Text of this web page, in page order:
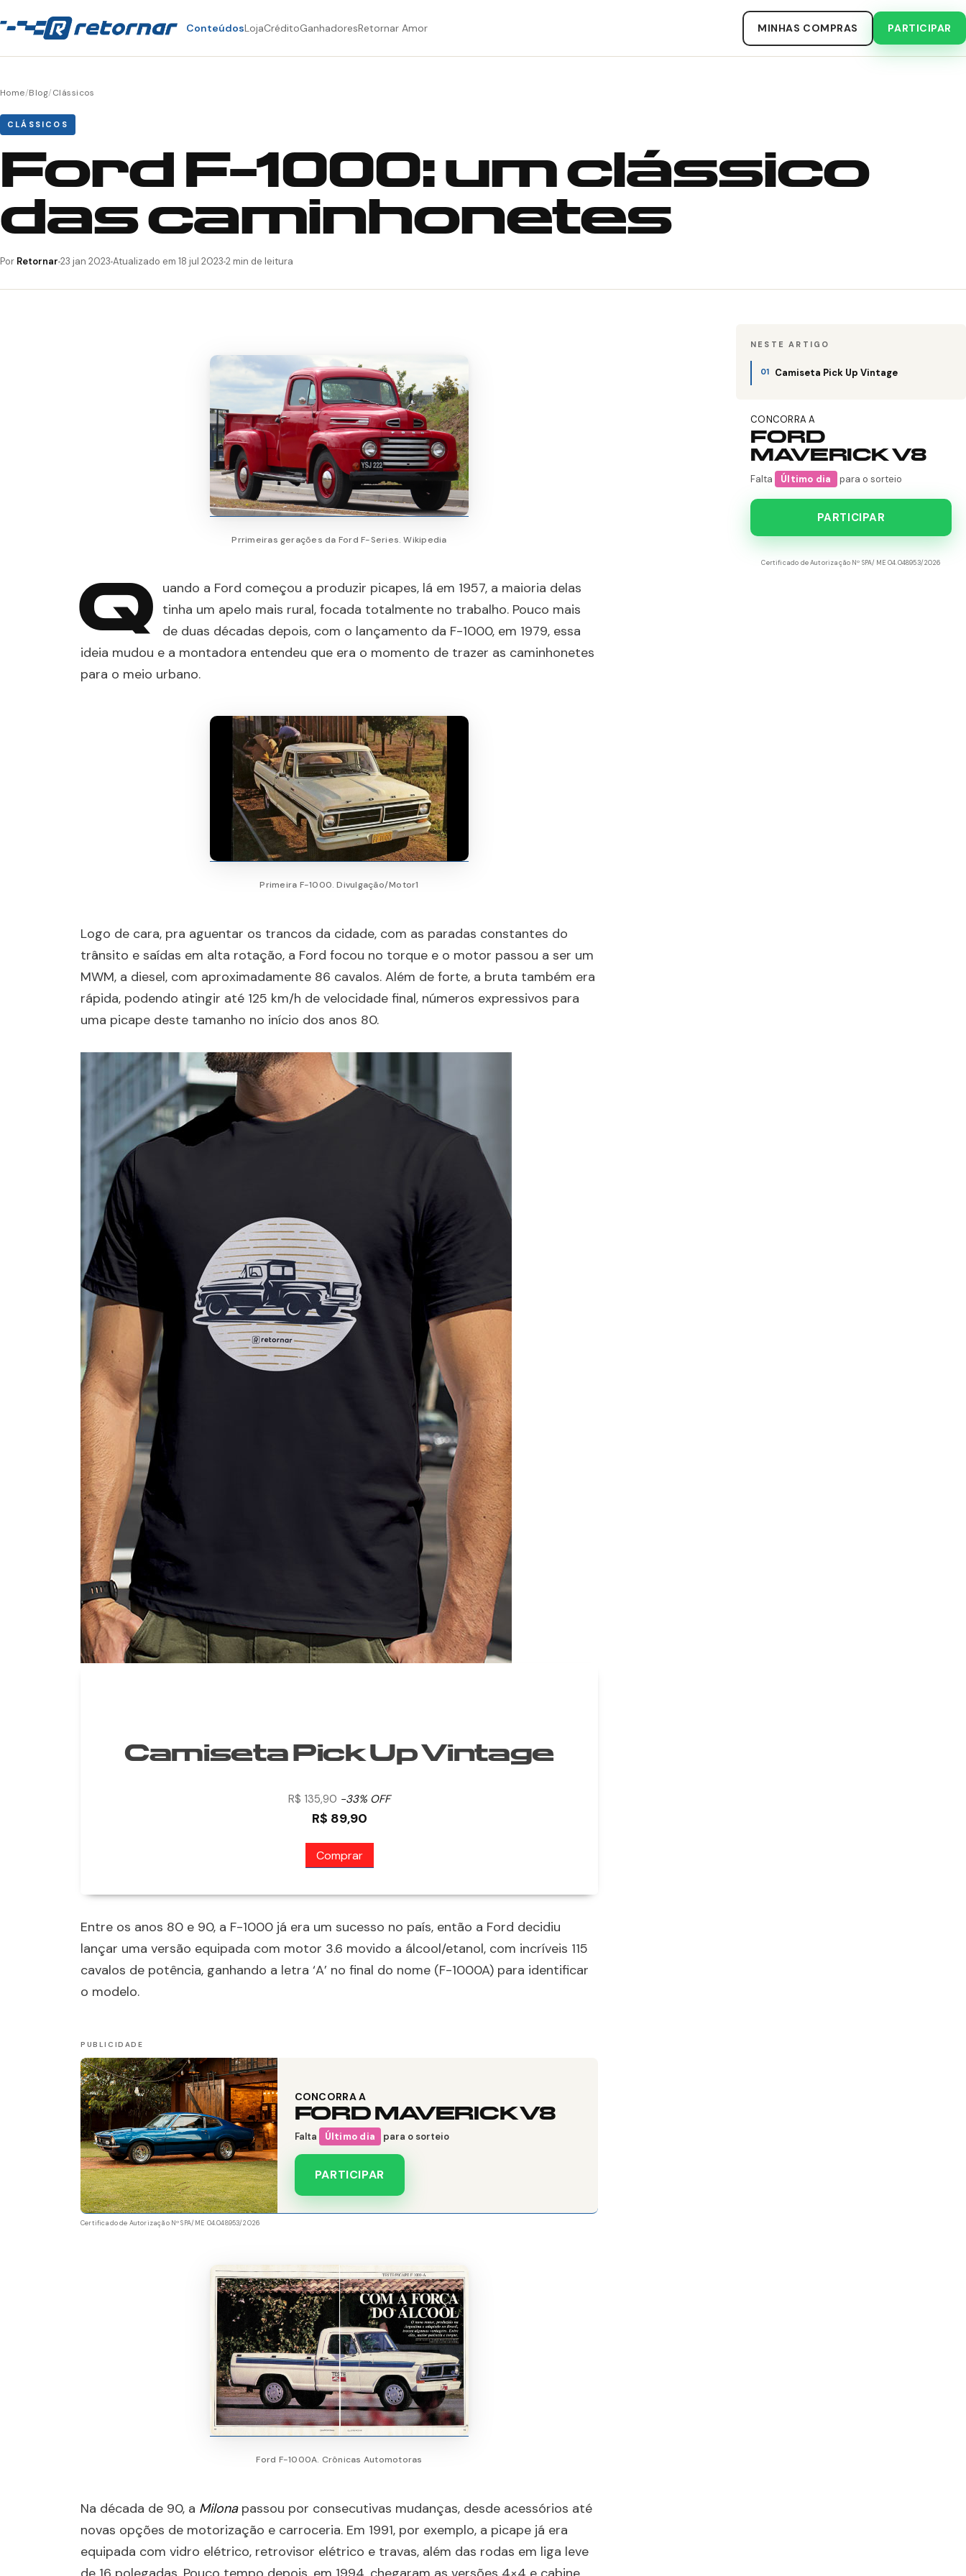
ConteúdosLojaCréditoGanhadoresRetornar Amor MINHAS COMPRAS PARTICIPAR
Home/Blog/Clássicos
CLÁSSICOS
Ford F-1000: um clássico
das caminhonetes
Por Retornar 23 jan 2023 Atualizado em 18 jul 2023 2 min de leitura
Prrimeiras gerações da Ford F-Series. Wikipedia
Q uando a Ford começou a produzir picapes, lá em 1957, a maioria delas
tinha um apelo mais rural, focada totalmente no trabalho. Pouco mais
de duas décadas depois, com o lançamento da F-1000, em 1979, essa
ideia mudou e a montadora entendeu que era o momento de trazer as caminhonetes
para o meio urbano.
Primeira F-1000. Divulgação/Motor1
Logo de cara, pra aguentar os trancos da cidade, com as paradas constantes do
trânsito e saídas em alta rotação, a Ford focou no torque e o motor passou a ser um
MWM, a diesel, com aproximadamente 86 cavalos. Além de forte, a bruta também era
rápida, podendo atingir até 125 km/h de velocidade final, números expressivos para
uma picape deste tamanho no início dos anos 80.
Camiseta Pick Up Vintage
R$ 135,90 -33% OFF
R$ 89,90
Comprar
Entre os anos 80 e 90, a F-1000 já era um sucesso no país, então a Ford decidiu
lançar uma versão equipada com motor 3.6 movido a álcool/etanol, com incríveis 115
cavalos de potência, ganhando a letra ‘A’ no final do nome (F-1000A) para identificar
o modelo.
CONCORRA A
FORD MAVERICK V8
Falta Último dia para o sorteio
PARTICIPAR
Certificado de Autorização Nº SPA/ME 04.048953/2026
Ford F-1000A. Crônicas Automotoras
Na década de 90, a Milonapassou por consecutivas mudanças, desde acessórios até
novas opções de motorização e carroceria. Em 1991, por exemplo, a picape já era
equipada com vidro elétrico, retrovisor elétrico e travas, além das rodas em liga leve
NESTE ARTIGO
Camiseta Pick Up Vintage
CONCORRA A
FORD
MAVERICK V8
Falta Último dia para o sorteio
PARTICIPAR
Certificado de Autorização Nº SPA/ME 04.048953/2026